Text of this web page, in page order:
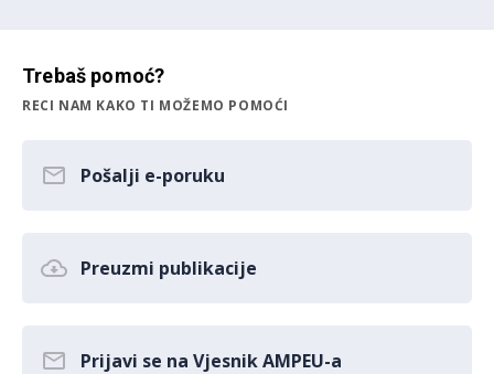
Trebaš pomoć?
RECI NAM KAKO TI MOŽEMO POMOĆI
Pošalji e-poruku
Preuzmi publikacije
Prijavi se na Vjesnik AMPEU-a